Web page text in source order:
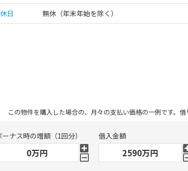
日
無休（年末年始を除く）
この物件を購入した場合の、月々の支払い価格の一例です。
ーナス時の増額（1回分） 借入金額